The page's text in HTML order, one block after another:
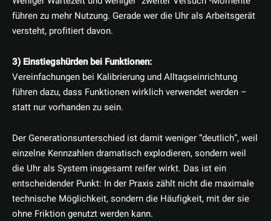
führen zu mehr Nutzung. Gerade wer die Uhr als Arbeitsgerät
versteht, profitiert davon.
3) Einstiegshürden bei Funktionen:
Vereinfachungen bei Kalibrierung und Alltagseinrichtung
führen dazu, dass Funktionen wirklich verwendet werden –
statt nur vorhanden zu sein.
Der Generationsunterschied ist damit weniger “deutlich”, weil
einzelne Kennzahlen dramatisch explodieren, sondern weil
die Uhr als System insgesamt reifer wirkt. Das ist ein
entscheidender Punkt: In der Praxis zählt nicht die maximale
technische Möglichkeit, sondern die Häufigkeit, mit der sie
ohne Friktion genutzt werden kann.